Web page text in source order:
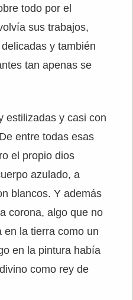
todo por el
sus trabajos,
y también
tan apenas se
estilizadas y casi con
entre todas esas
el propio dios
azulado, a
blancos. Y además
corona, algo que no
en la tierra como un
en la pintura había
como rey de